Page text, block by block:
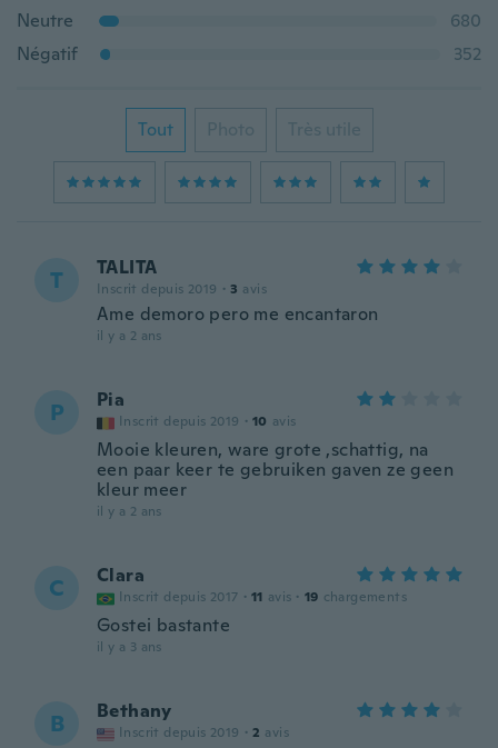
Neutre
680
Négatif
352
Tout Photo Très utile
T TALITA
Inscrit depuis 2019 · 3 avis
Ame demoro pero me encantaron
il y a 2 ans
P Pia
Inscrit depuis 2019 · 10 avis
Mooie kleuren, ware grote ,schattig, na
een paar keer te gebruiken gaven ze geen
kleur meer
il y a 2 ans
C Clara
Inscrit depuis 2017 · 11 avis · 19 chargements
Gostei bastante
il y a 3 ans
B Bethany
Inscrit depuis 2019 · 2 avis